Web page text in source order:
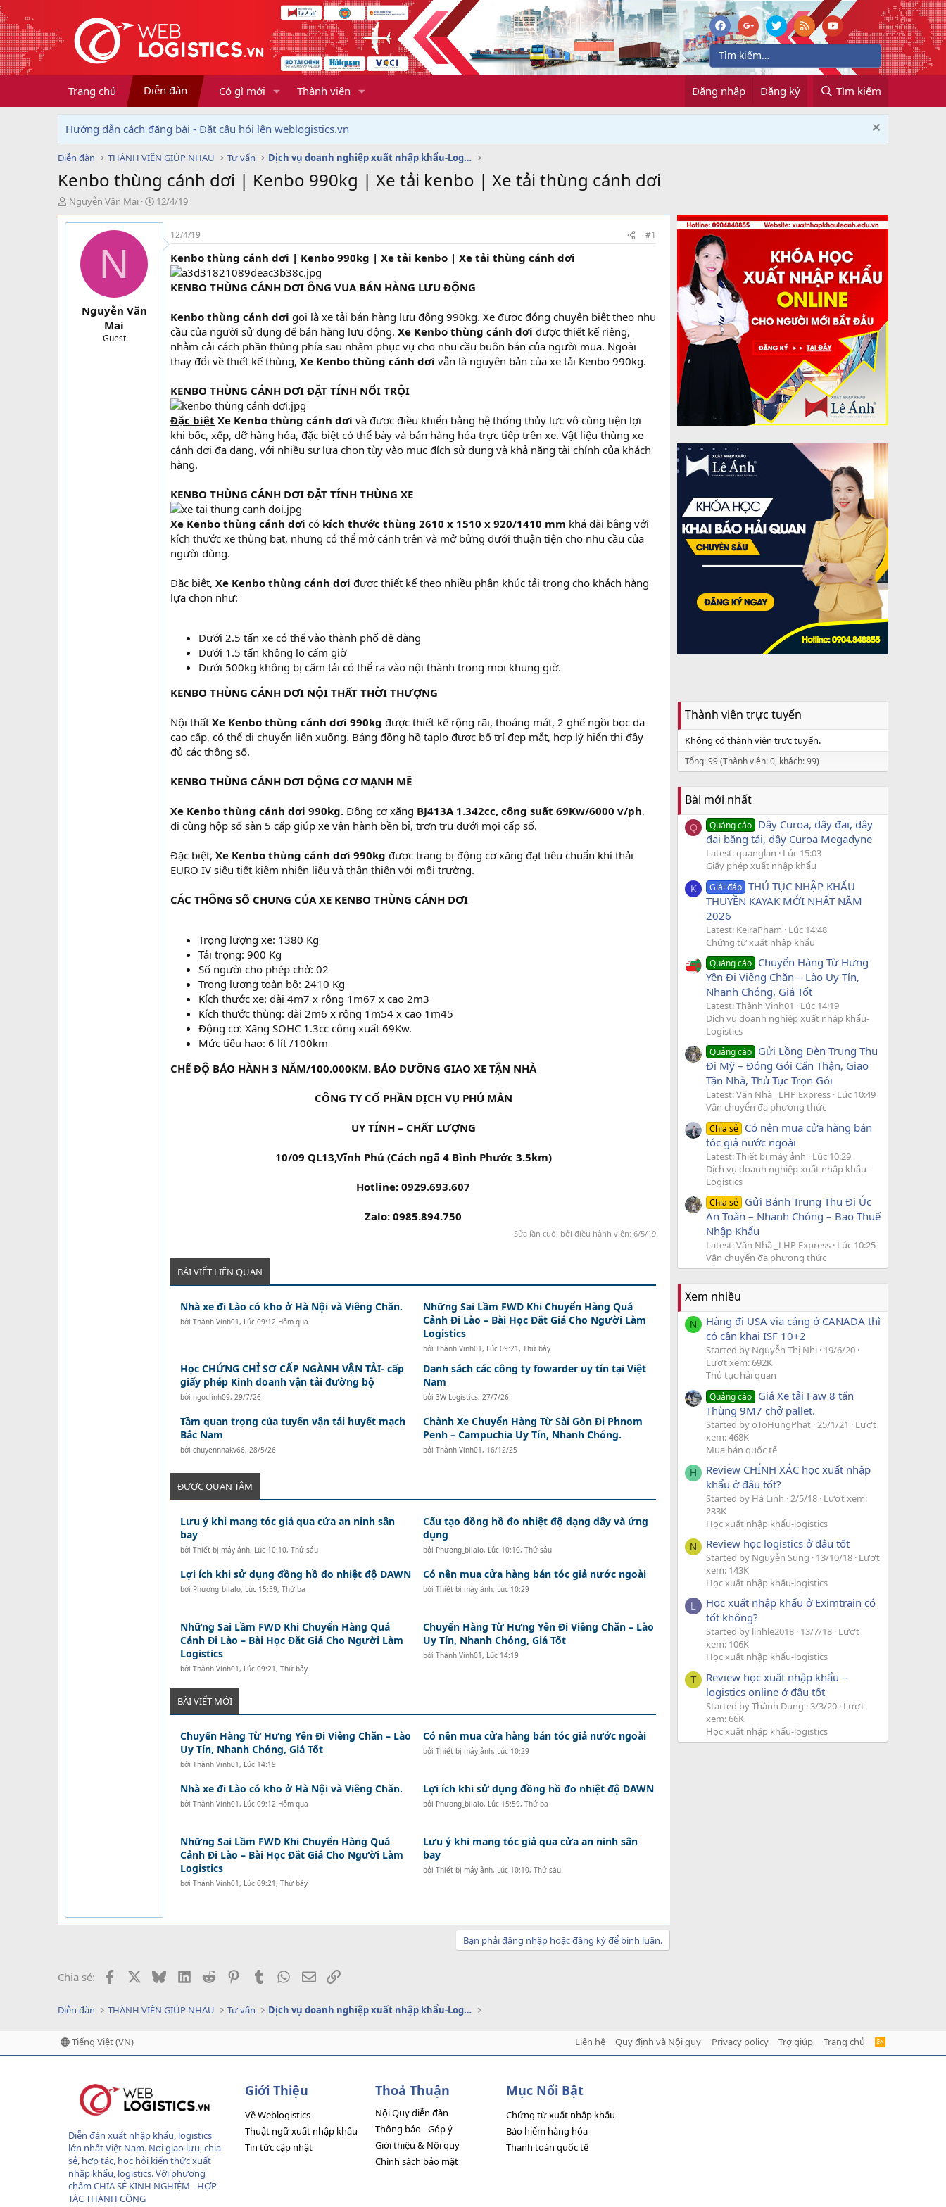
Trang chủ Diễn đàn Có gì mới Thành viên Đăng nhập Đăng ký Tìm kiếm
Hướng dẫn cách đăng bài - Đặt câu hỏi lên weblogistics.vn
Diễn đàn THÀNH VIÊN GIÚP NHAU Tư vấn Dịch vụ doanh nghiệp xuất nhập khẩu-Logistics
Kenbo thùng cánh dơi | Kenbo 990kg | Xe tải kenbo | Xe tải thùng cánh dơi
T
h
r
Nguyễn Văn Mai
N
g
à
12/4/19
N
Nguyễn Văn
Mai
Guest
12/4/19 #1
Kenbo thùng cánh dơi | Kenbo 990kg | Xe tải kenbo | Xe tải thùng cánh dơi
KENBO THÙNG CÁNH DƠI ÔNG VUA BÁN HÀNG LƯU ĐỘNG
Kenbo thùng cánh dơi gọi là xe tải bán hàng lưu động 990kg. Xe được đóng chuyên biệt theo nhu
cầu của người sử dụng để bán hàng lưu động. Xe Kenbo thùng cánh dơi được thiết kế riêng,
nhằm cải cách phần thùng phía sau nhằm phục vụ cho nhu cầu buôn bán của người mua. Ngoài
thay đổi về thiết kế thùng, Xe Kenbo thùng cánh dơi vẫn là nguyên bản của xe tải Kenbo 990kg.
KENBO THÙNG CÁNH DƠI ĐẶT TÍNH NỔI TRỘI
Đặc biệt Xe Kenbo thùng cánh dơi và được điều khiển bằng hệ thống thủy lực vô cùng tiện lợi
khi bốc, xếp, dỡ hàng hóa, đặc biệt có thể bày và bán hàng hóa trực tiếp trên xe. Vật liệu thùng xe
cánh dơi đa dạng, với nhiều sự lựa chọn tùy vào mục đích sử dụng và khả năng tài chính của khách
hàng.
KENBO THÙNG CÁNH DƠI ĐẶT TÍNH THÙNG XE
Xe Kenbo thùng cánh dơi có kích thước thùng 2610 x 1510 x 920/1410 mm khá dài bằng với
kích thước xe thùng bạt, nhưng có thể mở cánh trên và mở bửng dưới thuận tiện cho nhu cầu của
người dùng.
Đặc biệt, Xe Kenbo thùng cánh dơi được thiết kế theo nhiều phân khúc tải trọng cho khách hàng
lựa chọn như:
Dưới 2.5 tấn xe có thể vào thành phố dễ dàng
Dưới 1.5 tấn không lo cấm giờ
Dưới 500kg không bị cấm tải có thể ra vào nội thành trong mọi khung giờ.
KENBO THÙNG CÁNH DƠI NỘI THẤT THỜI THƯỢNG
Nội thất Xe Kenbo thùng cánh dơi 990kg được thiết kế rộng rãi, thoáng mát, 2 ghế ngồi bọc da
cao cấp, có thể di chuyển liên xuống. Bảng đồng hồ taplo được bố trí đẹp mắt, hợp lý hiển thị đầy
đủ các thông số.
KENBO THÙNG CÁNH DƠI DỘNG CƠ MẠNH MẼ
Xe Kenbo thùng cánh dơi 990kg. Động cơ xăng BJ413A 1.342cc, công suất 69Kw/6000 v/ph,
đi cùng hộp số sàn 5 cấp giúp xe vận hành bền bỉ, trơn tru dưới mọi cấp số.
Đặc biệt, Xe Kenbo thùng cánh dơi 990kg được trang bị động cơ xăng đạt tiêu chuẩn khí thải
EURO IV siêu tiết kiệm nhiên liệu và thân thiện với môi trường.
CÁC THÔNG SỐ CHUNG CỦA XE KENBO THÙNG CÁNH DƠI
Trọng lượng xe: 1380 Kg
Tải trọng: 900 Kg
Số người cho phép chở: 02
Trọng lượng toàn bộ: 2410 Kg
Kích thước xe: dài 4m7 x rộng 1m67 x cao 2m3
Kích thước thùng: dài 2m6 x rộng 1m54 x cao 1m45
Động cơ: Xăng SOHC 1.3cc công xuất 69Kw.
Mức tiêu hao: 6 lít /100km
CHẾ ĐỘ BẢO HÀNH 3 NĂM/100.000KM. BẢO DƯỠNG GIAO XE TẬN NHÀ
CÔNG TY CỔ PHẦN DỊCH VỤ PHÚ MẪN
UY TÍNH – CHẤT LƯỢNG
10/09 QL13,Vĩnh Phú (Cách ngã 4 Bình Phước 3.5km)
Hotline: 0929.693.607
Zalo: 0985.894.750
Sửa lần cuối bởi điều hành viên: 6/5/19
BÀI VIẾT LIÊN QUAN
Nhà xe đi Lào có kho ở Hà Nội và Viêng Chăn.
bởi Thành Vinh01 , Lúc 09:12 Hôm qua
Những Sai Lầm FWD Khi Chuyển Hàng Quá
Cảnh Đi Lào – Bài Học Đắt Giá Cho Người Làm
Logistics
bởi Thành Vinh01 , Lúc 09:21, Thứ bảy
Học CHỨNG CHỈ SƠ CẤP NGÀNH VẬN TẢI- cấp
giấy phép Kinh doanh vận tải đường bộ
bởi ngoclinh09, 29/7/26
Danh sách các công ty fowarder uy tín tại Việt
Nam
bởi 3W Logistics, 27/7/26
Tầm quan trọng của tuyến vận tải huyết mạch
Bắc Nam
bởi chuyennhakv66, 28/5/26
Chành Xe Chuyển Hàng Từ Sài Gòn Đi Phnom
Penh – Campuchia Uy Tín, Nhanh Chóng.
bởi Thành Vinh01 , 16/12/25
ĐƯỢC QUAN TÂM
Lưu ý khi mang tóc giả qua cửa an ninh sân
bay
bởi Thiết bị máy ảnh, Lúc 10:10, Thứ sáu
Cấu tạo đồng hồ đo nhiệt độ dạng dây và ứng
dụng
bởi Phương_bilalo, Lúc 10:10, Thứ sáu
Lợi ích khi sử dụng đồng hồ đo nhiệt độ DAWN
bởi Phương_bilalo, Lúc 15:59, Thứ ba
Có nên mua cửa hàng bán tóc giả nước ngoài
bởi Thiết bị máy ảnh, Lúc 10:29
Những Sai Lầm FWD Khi Chuyển Hàng Quá
Cảnh Đi Lào – Bài Học Đắt Giá Cho Người Làm
Logistics
bởi Thành Vinh01 , Lúc 09:21, Thứ bảy
Chuyển Hàng Từ Hưng Yên Đi Viêng Chăn – Lào
Uy Tín, Nhanh Chóng, Giá Tốt
bởi Thành Vinh01 , Lúc 14:19
BÀI VIẾT MỚI
Chuyển Hàng Từ Hưng Yên Đi Viêng Chăn – Lào
Uy Tín, Nhanh Chóng, Giá Tốt
bởi Thành Vinh01 , Lúc 14:19
Có nên mua cửa hàng bán tóc giả nước ngoài
bởi Thiết bị máy ảnh, Lúc 10:29
Nhà xe đi Lào có kho ở Hà Nội và Viêng Chăn.
bởi Thành Vinh01 , Lúc 09:12 Hôm qua
Lợi ích khi sử dụng đồng hồ đo nhiệt độ DAWN
bởi Phương_bilalo, Lúc 15:59, Thứ ba
Những Sai Lầm FWD Khi Chuyển Hàng Quá
Cảnh Đi Lào – Bài Học Đắt Giá Cho Người Làm
Logistics
bởi Thành Vinh01 , Lúc 09:21, Thứ bảy
Lưu ý khi mang tóc giả qua cửa an ninh sân
bay
bởi Thiết bị máy ảnh, Lúc 10:10, Thứ sáu
Bạn phải đăng nhập hoặc đăng ký để bình luận.
Chia sẻ: Facebook BlueskyLinkedIn
Reddit PinterestTumblr WhatsApp
EmailLink
Thành viên trực tuyến
Không có thành viên trực tuyến.
Tổng: 99 (Thành viên: 0, khách: 99)
Bài mới nhất
Q Quảng cáo Dây Curoa, dây đai, dây
đai băng tải, dây Curoa Megadyne
Latest: quanglan
Lúc 15:03
Giấy phép xuất nhập khẩu
K Giải đáp THỦ TỤC NHẬP KHẨU
THUYỀN KAYAK MỚI NHẤT NĂM
2026
Latest: KeiraPham
Lúc 14:48
Chứng từ xuất nhập khẩu
Quảng cáo Chuyển Hàng Từ Hưng
Yên Đi Viêng Chăn – Lào Uy Tín,
Nhanh Chóng, Giá Tốt
Latest: Thành Vinh01
Lúc 14:19
Dịch vụ doanh nghiệp xuất nhập khẩu-
Logistics
Quảng cáo Gửi Lồng Đèn Trung Thu
Đi Mỹ – Đóng Gói Cẩn Thận, Giao
Tận Nhà, Thủ Tục Trọn Gói
Latest: Văn Nhã _LHP Express Lúc 10:49
Vận chuyển đa phương thức
Chia sẻ Có nên mua cửa hàng bán
tóc giả nước ngoài
Latest: Thiết bị máy ảnh
Lúc 10:29
Dịch vụ doanh nghiệp xuất nhập khẩu-
Logistics
Chia sẻ Gửi Bánh Trung Thu Đi Úc
An Toàn – Nhanh Chóng – Bao Thuế
Nhập Khẩu
Latest: Văn Nhã _LHP Express Lúc 10:25
Vận chuyển đa phương thức
Xem nhiều
N
Hàng đi USA via cảng ở CANADA thì
có cần khai ISF 10+2
Started by Nguyễn Thị Nhi 19/6/20
Lượt xem: 692K
Thủ tục hải quan
Quảng cáo Giá Xe tải Faw 8 tấn
Thùng 9M7 chở pallet.
Started by oToHungPhat 25/1/21
Lượt
xem: 468K
Mua bán quốc tế
H
Review CHÍNH XÁC học xuất nhập
khẩu ở đâu tốt?
Started by Hà Linh 2/5/18 Lượt xem:
233K
Học xuất nhập khẩu-logistics
N Review học logistics ở đâu tốt
Started by Nguyễn Sung 13/10/18 Lượt
xem: 143K
Học xuất nhập khẩu-logistics
L
Học xuất nhập khẩu ở Eximtrain có
tốt không?
Started by linhle2018 13/7/18 Lượt
xem: 106K
Học xuất nhập khẩu-logistics
T
Review học xuất nhập khẩu –
logistics online ở đâu tốt
Started by Thành Dung 3/3/20 Lượt
xem: 66K
Học xuất nhập khẩu-logistics
Diễn đàn THÀNH VIÊN GIÚP NHAU Tư vấn Dịch vụ doanh nghiệp xuất nhập khẩu-Logistics
Tiếng Việt (VN) Liên hệ Quy định và Nội quy Privacy policy Trợ giúp Trang chủ
R
Diễn đàn xuất nhập khẩu, logistics
lớn nhất Việt Nam. Nơi giao lưu, chia
sẻ, hợp tác, học hỏi kiến thức xuất
nhập khẩu, logistics. Với phương
châm CHIA SẺ KINH NGHIỆM - HỢP
TÁC THÀNH CÔNG
Giới Thiệu
Về Weblogistics
Thuật ngữ xuất nhập khẩu
Tin tức cập nhật
Thoả Thuận
Nội Quy diễn đàn
Thông báo - Góp ý
Giới thiệu & Nội quy
Chính sách bảo mật
Mục Nổi Bật
Chứng từ xuất nhập khẩu
Bảo hiểm hàng hóa
Thanh toán quốc tế